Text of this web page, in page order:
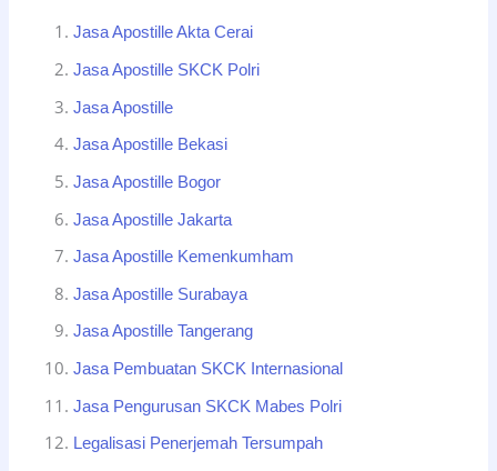
Jasa Apostille Akta Cerai
Jasa Apostille SKCK Polri
Jasa Apostille
Jasa Apostille Bekasi
Jasa Apostille Bogor
Jasa Apostille Jakarta
Jasa Apostille Kemenkumham
Jasa Apostille Surabaya
Jasa Apostille Tangerang
Jasa Pembuatan SKCK Internasional
Jasa Pengurusan SKCK Mabes Polri
Legalisasi Penerjemah Tersumpah